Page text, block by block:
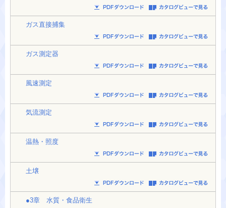
ガス直接捕集
ガス測定器
風速測定
気流測定
温熱・照度
土壌
●3章 水質・食品衛生